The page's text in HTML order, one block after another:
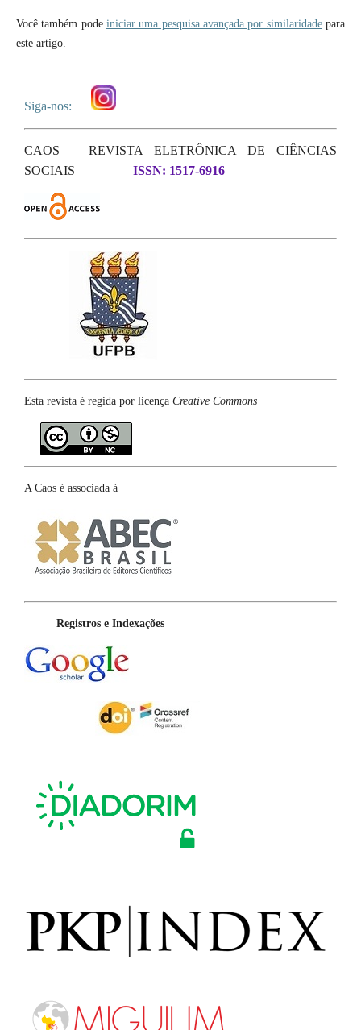
Você também pode iniciar uma pesquisa avançada por similaridadepara
este artigo.
Siga-nos:
CAOS – REVISTA ELETRÔNICA DE CIÊNCIAS
SOCIAIS
ISSN: 1517-6916
Esta revista é regida por licença Creative Commons
A Caos é associada à
Registros e Indexações